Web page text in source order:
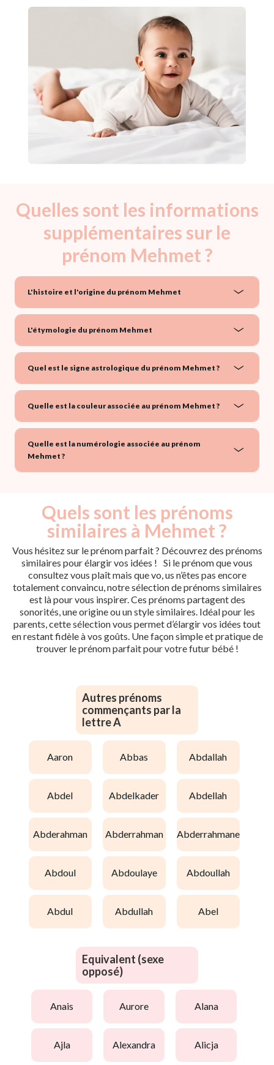
Quelles sont les informations
supplémentaires sur le
prénom Mehmet ?
L'histoire et l'origine du prénom Mehmet
L'étymologie du prénom Mehmet
Quel est le signe astrologique du prénom Mehmet ?
Quelle est la couleur associée au prénom Mehmet ?
Quelle est la numérologie associée au prénom
Mehmet ?
Quels sont les prénoms
similaires à Mehmet ?
Vous hésitez sur le prénom parfait ? Découvrez des prénoms
similaires pour élargir vos idées ! Si le prénom que vous
consultez vous plaît mais que vo, us n’êtes pas encore
totalement convaincu, notre sélection de prénoms similaires
est là pour vous inspirer. Ces prénoms partagent des
sonorités, une origine ou un style similaires. Idéal pour les
parents, cette sélection vous permet d’élargir vos idées tout
en restant fidèle à vos goûts. Une façon simple et pratique de
trouver le prénom parfait pour votre futur bébé !
Autres prénoms
commençants par la
lettre A
aaron abbas abdallah
abdel abdelkader abdellah
abderahman abderrahman abderrahmane
abdoul abdoulaye abdoullah
abdul abdullah abel
Equivalent (sexe
opposé)
anais aurore alana
ajla alexandra alicja